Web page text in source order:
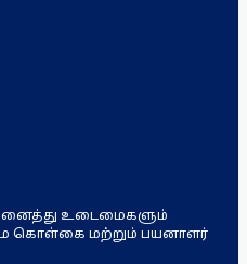
உடைமைகளும்
கொள்கை மற்றும் பயனாளர்